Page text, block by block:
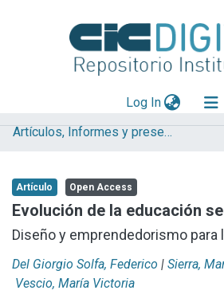
Log In(current)
Explorar
Aportar material
Statistics
Artículos, Informes y presentaciones en Congresos (UNLP)
Artículo Open Access
Evolución de la educación
Diseño y emprendedorismo para
Del Giorgio Solfa, Federico | Sierra,
Vescio, María Victoria